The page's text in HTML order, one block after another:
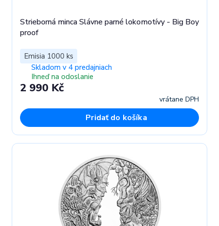
Strieborná minca Slávne parné lokomotívy - Big Boy
proof
Emisia 1000 ks
Skladom v 4 predajniach
Ihneď na odoslanie
2 990 Kč
vrátane DPH
Pridať do košíka